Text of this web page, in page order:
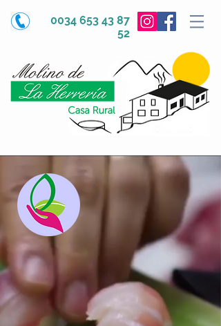
0034 653 43 87
52